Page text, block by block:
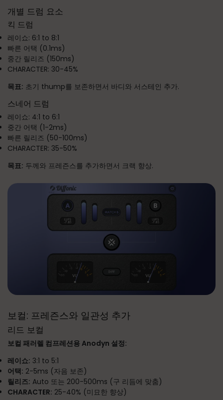
개별 드럼 요소
킥 드럼
레이쇼: 6:1 to 8:1
빠른 어택 (0.1ms)
중간 릴리즈 (150ms)
CHARACTER: 30-45%
목표: 초기 thump를 보존하면서 바디와 서스테인 추가.
스네어 드럼
레이쇼: 4:1 to 6:1
중간 어택 (1-2ms)
빠른 릴리즈 (50-100ms)
CHARACTER: 35-50%
목표: 두께와 프레즌스를 추가하면서 크랙 향상.
보컬: 프레즌스와 일관성 추가
리드 보컬
보컬 패러렐 컴프레션용 Anodyn 설정:
레이쇼: 3:1 to 5:1
어택: 2-5ms (자음 보존)
릴리즈: Auto 또는 200-500ms (구 리듬에 맞춤)
CHARACTER: 25-40% (미묘한 향상)